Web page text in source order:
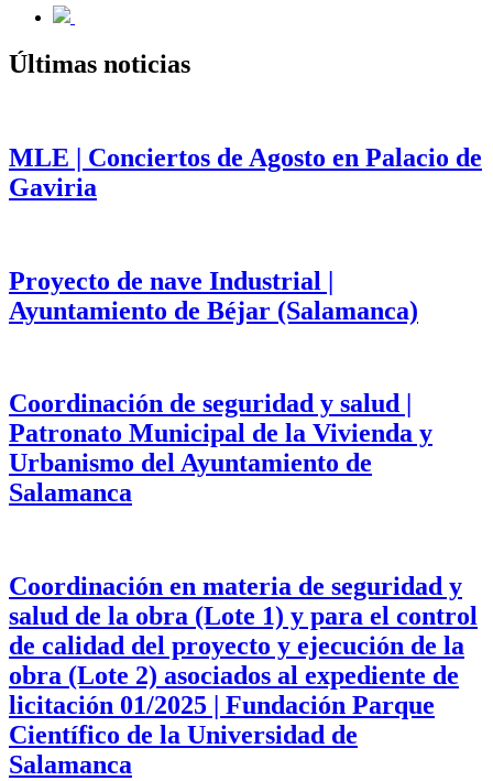
Últimas noticias
MLE | Conciertos de Agosto en Palacio de
Gaviria
Proyecto de nave Industrial |
Ayuntamiento de Béjar (Salamanca)
Coordinación de seguridad y salud |
Patronato Municipal de la Vivienda y
Urbanismo del Ayuntamiento de
Salamanca
Coordinación en materia de seguridad y
salud de la obra (Lote 1) y para el control
de calidad del proyecto y ejecución de la
obra (Lote 2) asociados al expediente de
licitación 01/2025 | Fundación Parque
Científico de la Universidad de
Salamanca